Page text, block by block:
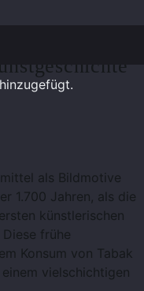
als Bildmotive
1.700 Jahren, als die
künstlerischen
frühe
Konsum von Tabak
vielschichtigen